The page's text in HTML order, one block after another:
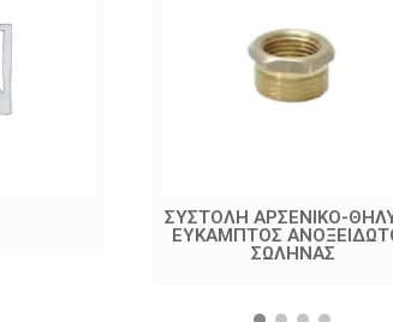
ΣΥΣΤΟΛΗ ΑΡΣΕΝΙΚΟ-
ΕΥΚΑΜΠΤΟΣ
ΣΩΛΗΝΑΣ